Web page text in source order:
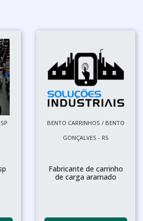
BENTO CARRINHOS / BENTO
GONÇALVES - RS
Fabricante de carrinho
de carga aramado